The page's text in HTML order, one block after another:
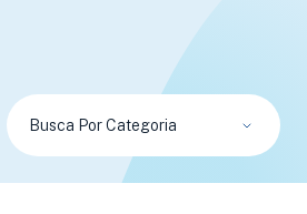
Busca Por Categoria